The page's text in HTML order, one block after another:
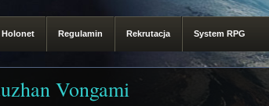
Holonet Regulamin Rekrutacja System RPG
Vongami